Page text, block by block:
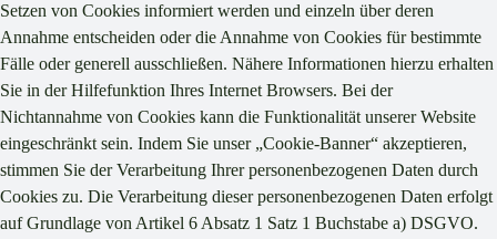
Setzen von Cookies informiert werden und einzeln über deren
Annahme entscheiden oder die Annahme von Cookies für bestimmte
Fälle oder generell ausschließen. Nähere Informationen hierzu erhalten
Sie in der Hilfefunktion Ihres Internet Browsers. Bei der
Nichtannahme von Cookies kann die Funktionalität unserer Website
eingeschränkt sein. Indem Sie unser „Cookie-Banner“ akzeptieren,
stimmen Sie der Verarbeitung Ihrer personenbezogenen Daten durch
Cookies zu. Die Verarbeitung dieser personenbezogenen Daten erfolgt
auf Grundlage von Artikel 6 Absatz 1 Satz 1 Buchstabe a) DSGVO.